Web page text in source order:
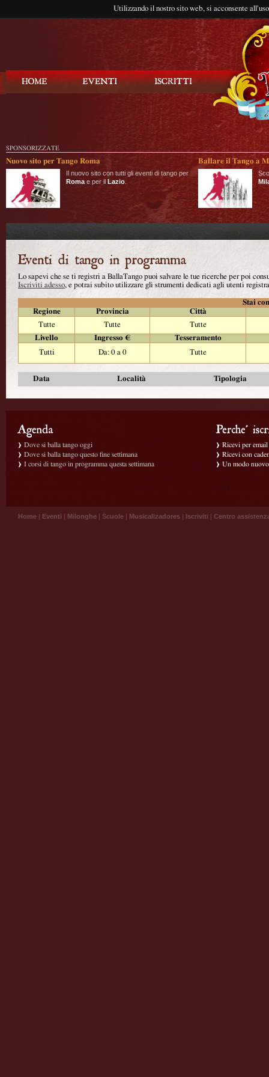
Utilizzando il nostro sito web, si acconsente
SPONSORIZZATE
Nuovo sito per Tango Roma
Il nuovo sito con tutti gli eventi di tango per
Roma e per il Lazio
Ballare il Tango a
Lo sapevi che se ti registri a BallaTango puoi salvare le tue ricerche per poi
Iscriviti adesso, e potrai subito utilizzare gli strumenti dedicati agli utenti
Stai
Regione
Provincia
Città
Tutte
Tutte
Tutte
Livello
Ingresso €
Tesseramento
Tutti
Da: 0 a 0 Tutte
Data Località Tipologia
Dove si balla tango oggi
Dove si balla tango questo fine settimana
I corsi di tango in programma questa settimana
Ricevi per
Ricevi con
Un modo
Home | Eventi | Milonghe | Scuole | Musicalizadores | Iscriviti | Centro